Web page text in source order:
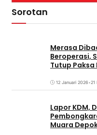
Sorotan
Merasa
Beroperasi,
Tutup
12 Januari 2026•21
Lapor KDM,
Muara